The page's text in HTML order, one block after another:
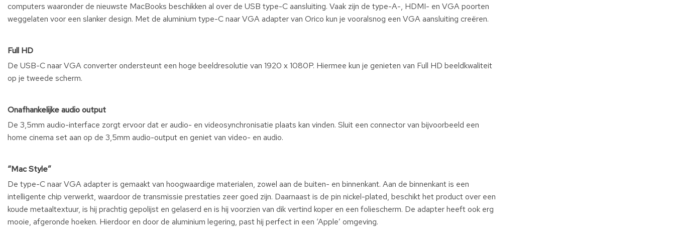
computers waaronder de nieuwste MacBooks beschikken al over de USB type-C aansluiting. Vaak zijn de type-A-, HDMI- en VGA poorten
weggelaten voor een slanker design. Met de aluminium type-C naar VGA adapter van Orico kun je vooralsnog een VGA aansluiting creëren.
Full HD
De USB-C naar VGA converter ondersteunt een hoge beeldresolutie van 1920 x 1080P. Hiermee kun je genieten van Full HD beeldkwaliteit
op je tweede scherm.
Onafhankelijke audio output
De 3,5mm audio-interface zorgt ervoor dat er audio- en videosynchronisatie plaats kan vinden. Sluit een connector van bijvoorbeeld een
home cinema set aan op de 3,5mm audio-output en geniet van video- en audio.
“Mac Style”
De type-C naar VGA adapter is gemaakt van hoogwaardige materialen, zowel aan de buiten- en binnenkant. Aan de binnenkant is een
intelligente chip verwerkt, waardoor de transmissie prestaties zeer goed zijn. Daarnaast is de pin nickel-plated, beschikt het product over een
koude metaaltextuur, is hij prachtig gepolijst en gelaserd en is hij voorzien van dik vertind koper en een foliescherm. De adapter heeft ook erg
mooie, afgeronde hoeken. Hierdoor en door de aluminium legering, past hij perfect in een ‘Apple’ omgeving.